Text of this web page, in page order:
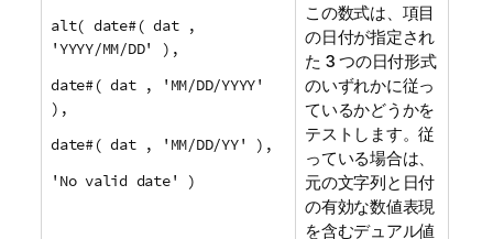
alt( date#( dat ,
'YYYY/MM/DD' ),
date#( dat , 'MM/DD/YYYY'
),
date#( dat , 'MM/DD/YY' ),
'No valid date' )
この数式は、項目
の日付が指定され
た 3 つの日付形式
のいずれかに従っ
ているかどうかを
テストします。従
っている場合は、
元の文字列と日付
の有効な数値表現
を含むデュアル値